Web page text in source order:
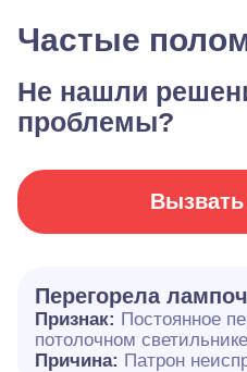
Частые
Не нашли
проблемы?
Перегорела
Признак: Постоянное
потолочном светильнике
Причина: Патрон